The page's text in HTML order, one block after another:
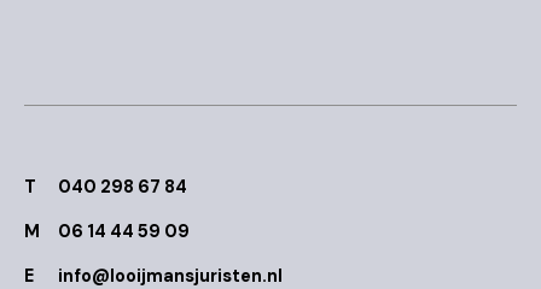
T
040 298 67 84
M
06 14 44 59 09
E
info@looijmansjuristen.nl